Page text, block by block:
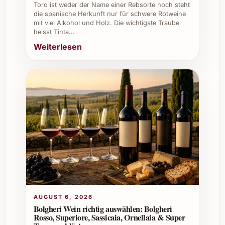
berufliche Anlässe
Dinner, Geburtstage oder entspannte
Weihnachten und Silvester:
Ein
stilvolles Geschenk und ein eleganter
Begleiter zu Weihnachtsmenüs und
Silvesterpartys.
Sommerfeste und Grillabende: Passt
dank ausgewogener Säure auch zu
leichteren Gerichten und gegrilltem
Fleisch.
Catering und Gastronomie:Verleiht
jedem Menü eine exklusive Note,
begeistert Gäste mit seinem
facettenreichen Geschmack.
Restaurants und Weinkeller: Perfekt
Toro ist weder der Name einer Rebsorte noch steht
die spanische Herkunft nur für schwere Rotweine
mit viel Alkohol und Holz. Die wichtigste Traube
heisst Tinta…
Weiterlesen
AUGUST 6, 2026
Bolgheri Wein richtig auswählen: Bolgheri
Rosso, Superiore, Sassicaia, Ornellaia & Super